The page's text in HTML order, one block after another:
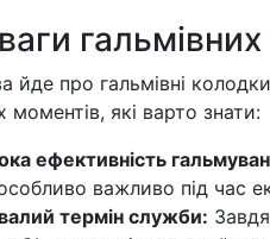
йде про гальмівні
моментів, які варто знати:
ефективність
важливо під час
термін служби: